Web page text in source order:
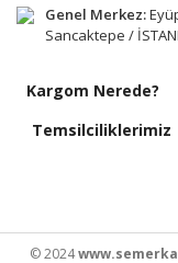
Genel Merkez:
Sancaktepe /
Kargom Nerede?
Temsilciliklerimiz
© 2024